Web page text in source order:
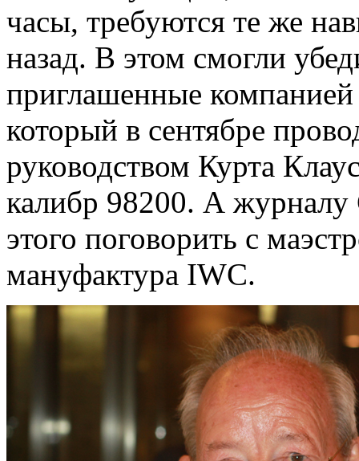
часы, требуются те же
назад. В этом смогли
приглашенные компанией
который в сентябре
руководством Курта
калибр 98200. А журналу
этого поговорить с
мануфактура IWC.